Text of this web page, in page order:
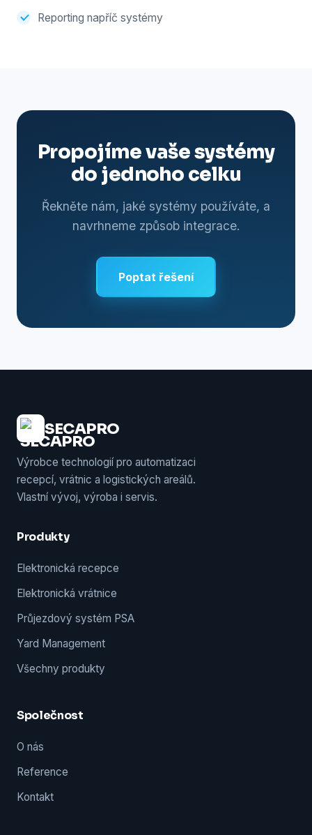
Reporting napříč systémy
Propojíme vaše systémy
do jednoho celku
Řekněte nám, jaké systémy používáte, a
navrhneme způsob integrace.
Poptat řešení
SECAPRO
Výrobce technologií pro automatizaci
recepcí, vrátnic a logistických areálů.
Vlastní vývoj, výroba i servis.
Produkty
Elektronická recepce
Elektronická vrátnice
Průjezdový systém PSA
Yard Management
Všechny produkty
Společnost
O nás
Reference
Kontakt